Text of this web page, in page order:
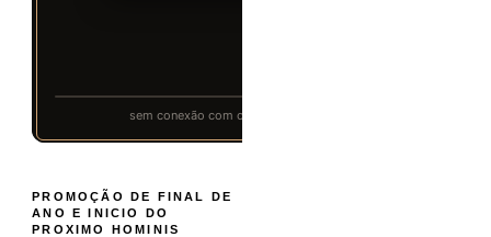
PROMOÇÃO DE FINAL DE
ANO E INICIO DO
PROXIMO HOMINIS